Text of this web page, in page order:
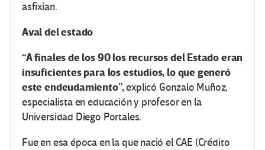
asfixian.
Aval del estado
“A finales de los 90 los recursos del Estado eran
insuficientes para los estudios, lo que generó
este endeudamiento”,explicó Gonzalo Muñoz,
especialista en educación y profesor en la
Universidad Diego Portales.
Fue en esa época en la que nació el CAE (Crédito